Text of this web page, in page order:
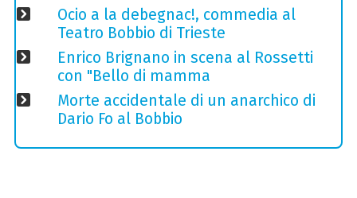
Ocio a la debegnac!, commedia al
Teatro Bobbio di Trieste
Enrico Brignano in scena al Rossetti
con "Bello di mamma
Morte accidentale di un anarchico di
Dario Fo al Bobbio